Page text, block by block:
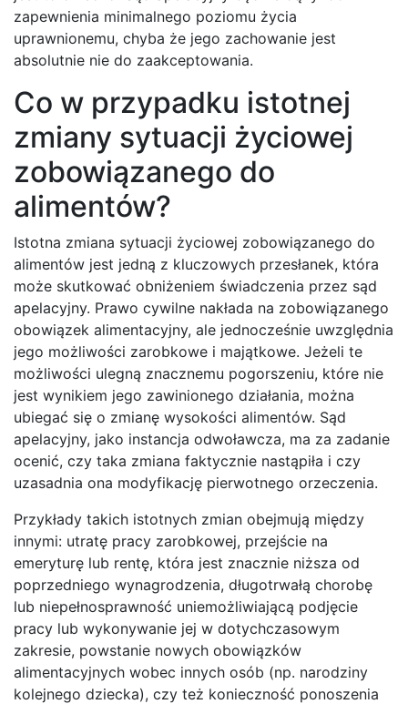
zapewnienia minimalnego poziomu życia
uprawnionemu, chyba że jego zachowanie jest
absolutnie nie do zaakceptowania.
Co w przypadku istotnej
zmiany sytuacji życiowej
zobowiązanego do
alimentów?
Istotna zmiana sytuacji życiowej zobowiązanego do
alimentów jest jedną z kluczowych przesłanek, która
może skutkować obniżeniem świadczenia przez sąd
apelacyjny. Prawo cywilne nakłada na zobowiązanego
obowiązek alimentacyjny, ale jednocześnie uwzględnia
jego możliwości zarobkowe i majątkowe. Jeżeli te
możliwości ulegną znacznemu pogorszeniu, które nie
jest wynikiem jego zawinionego działania, można
ubiegać się o zmianę wysokości alimentów. Sąd
apelacyjny, jako instancja odwoławcza, ma za zadanie
ocenić, czy taka zmiana faktycznie nastąpiła i czy
uzasadnia ona modyfikację pierwotnego orzeczenia.
Przykłady takich istotnych zmian obejmują między
innymi: utratę pracy zarobkowej, przejście na
emeryturę lub rentę, która jest znacznie niższa od
poprzedniego wynagrodzenia, długotrwałą chorobę
lub niepełnosprawność uniemożliwiającą podjęcie
pracy lub wykonywanie jej w dotychczasowym
zakresie, powstanie nowych obowiązków
alimentacyjnych wobec innych osób (np. narodziny
kolejnego dziecka), czy też konieczność ponoszenia